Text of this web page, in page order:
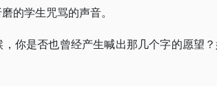
学生咒骂的声音。
你是否也曾经产生喊出那几个字的愿望